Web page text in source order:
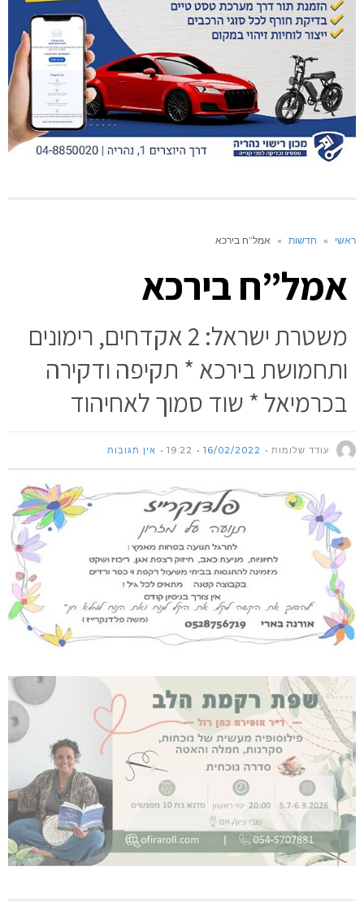
ראשי » חדשות » אמל”ח בירכא
אמל”ח בירכא
משטרת ישראל: 2 אקדחים, רימונים
ותחמושת בירכא * תקיפה ודקירה
בכרמיאל * שוד סמוך לאחיהוד
עודד שלומות 16/02/2022
19:22 אין תגובות